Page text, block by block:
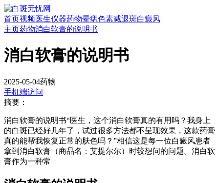
首页视频医生仪器药物晕痣色素减退斑白癜风
主页药物消白软膏的说明书
消白软膏的说明书
2025-05-04药物
手机端访问
摘要：
消白软膏的说明书“医生，这个消白软膏真的有用吗？我身上
的白斑已经好几年了，试过很多方法都不呈现效果，这款药膏
真的能帮我恢复正常的肤色吗？”相信这是每一位白癜风患者
拿到消白软膏（商品名：艾提尔尔）时较想问的问题。消白软
膏作为一种常